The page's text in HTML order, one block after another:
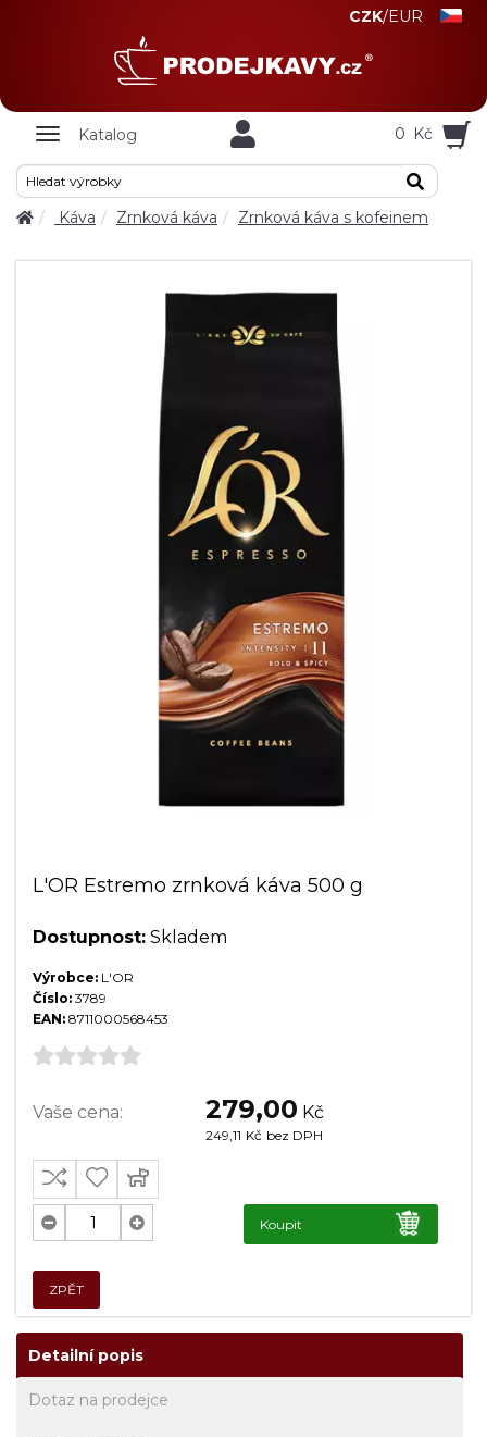
CZK/EUR
Zobrazit
Katalog 0 Kč
Káva Zrnková káva Zrnková káva s kofeinem
L'OR Estremo zrnková káva 500 g
Dostupnost: Skladem
Výrobce: L'OR
Číslo: 3789
EAN: 8711000568453
Vaše cena: 279,00 Kč
249,11 Kč bez DPH
Koupit
ZPĚT
Detailní popis
Dotaz na prodejce